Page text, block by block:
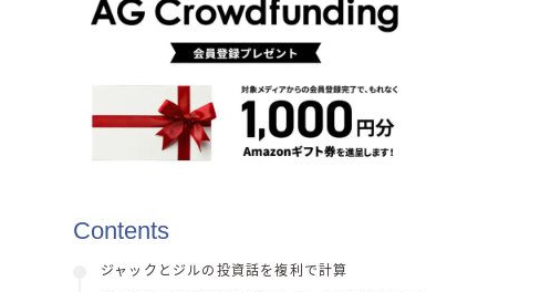
Contents
ジャックとジルの投資話を複利で計算